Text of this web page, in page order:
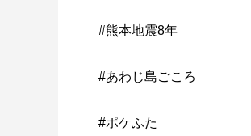
#熊本地震8年
#あわじ島ごころ
#ポケふた